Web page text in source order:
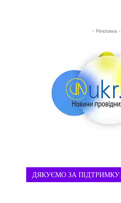
- Реклама -
ДЯКУЄМО ЗА ПІДТРИМКУ: